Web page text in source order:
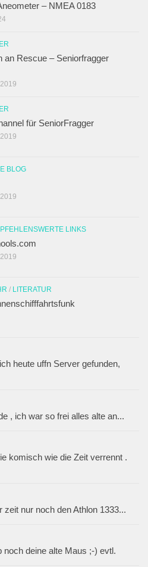
– NMEA 0183
an Rescue – Seniorfragger
für SeniorFragger
BLOG
LINKS
/ LITERATUR
heute uffn Server gefunden,
, ich war so frei alles alte an...
komisch wie die Zeit verrennt .
zeit nur noch den Athlon 1333...
noch deine alte Maus ;-) evtl.